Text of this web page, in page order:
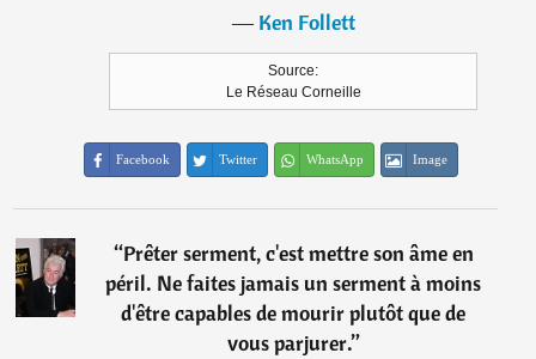
―Ken Follett
Source:
Le Réseau Corneille
Facebook Twitter WhatsApp Image
“Prêter serment, c'est mettre son âme en
péril. Ne faites jamais un serment à moins
d'être capables de mourir plutôt que de
vous parjurer.”